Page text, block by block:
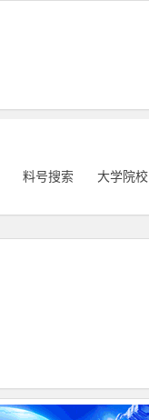
料号搜索 大学院校